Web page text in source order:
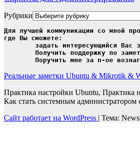
Рубрики
Для лучшей коммуникации со мной
где Вы сможете:
Поручить мне за n-ое
Реальные заметки Ubuntu & Mikrotik &
Практика настройки Ubuntu, Практика
Как стать системным администратором
Сайт работает на WordPress | Тема: